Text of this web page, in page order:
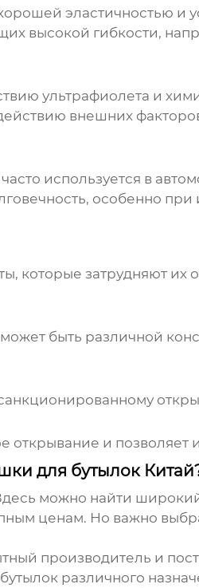
эластичностью и
высокой гибкости,
ультрафиолета и
внешних
используется в
особенно
которые затрудняют их
быть различной
и позволяет
для бутылок
можно найти
ценам. Но важно
производитель и
различного